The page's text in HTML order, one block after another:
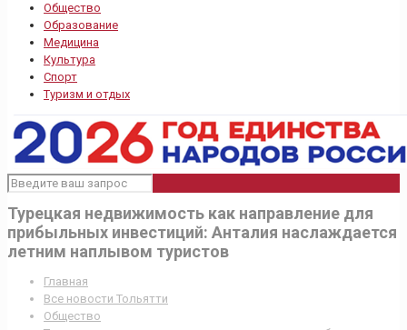
Общество
Образование
Медицина
Культура
Спорт
Туризм и отдых
Турецкая недвижимость как направление для
прибыльных инвестиций: Анталия наслаждается
летним наплывом туристов
Главная
Все новости Тольятти
Общество